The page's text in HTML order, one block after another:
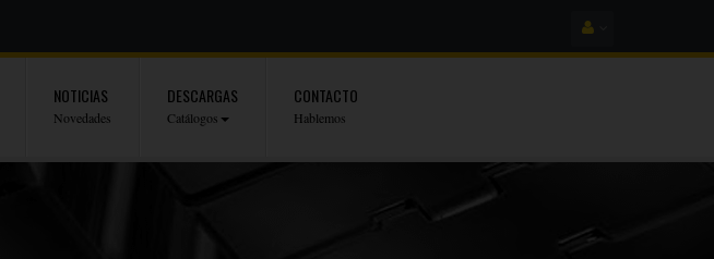
NOTICIAS
Novedades
DESCARGAS
Catálogos
CONTACTO
Hablemos